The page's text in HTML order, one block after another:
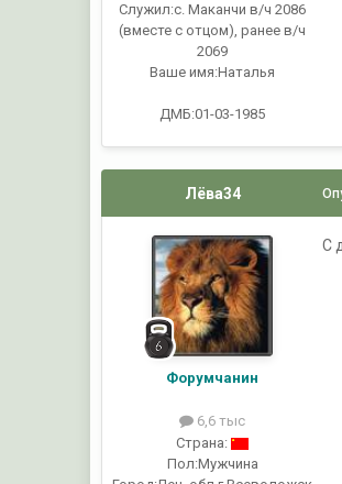
Служил:с. Маканчи в/ч 2086
(вместе с отцом), ранее в/ч
2069
Ваше имя:Наталья
ДМБ:01-03-1985
Лёва34
Форумчанин
6,6 тыс
Страна:
Пол:Мужчина
С